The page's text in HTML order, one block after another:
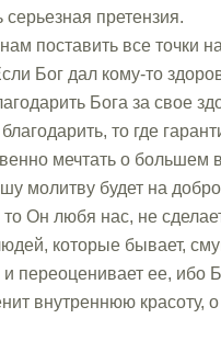
серьезная претензия.
поставить все точки
Бог дал кому-то
Бога за свое
то где
мечтать о
молитву будет на
Он любя нас, не
которые бывает,
переоценивает ее,
внутреннюю красоту,